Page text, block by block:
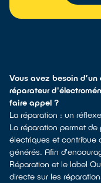
Vous avez besoin
réparateur
faire appel ?
La réparation : un
La réparation permet
électriques et contribue
générés. Afin
Réparation et le label
directe sur les